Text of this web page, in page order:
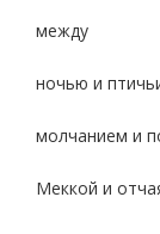
между
ночью и
молчанием и
Меккой и